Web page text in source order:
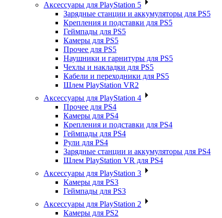
Аксессуары для PlayStation 5
Зарядные станции и аккумуляторы для PS5
Крепления и подставки для PS5
Геймпады для PS5
Камеры для PS5
Прочее для PS5
Наушники и гарнитуры для PS5
Чехлы и накладки для PS5
Кабели и переходники для PS5
Шлем PlayStation VR2
Аксессуары для PlayStation 4
Прочее для PS4
Камеры для PS4
Крепления и подставки для PS4
Геймпады для PS4
Рули для PS4
Зарядные станции и аккумуляторы для PS4
Шлем PlayStation VR для PS4
Аксессуары для PlayStation 3
Камеры для PS3
Геймпады для PS3
Аксессуары для PlayStation 2
Камеры для PS2